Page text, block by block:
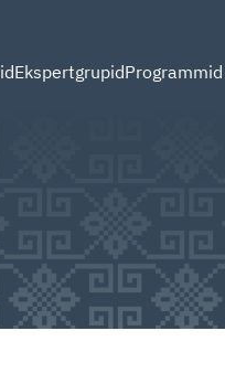
EkspertgrupidProgrammid